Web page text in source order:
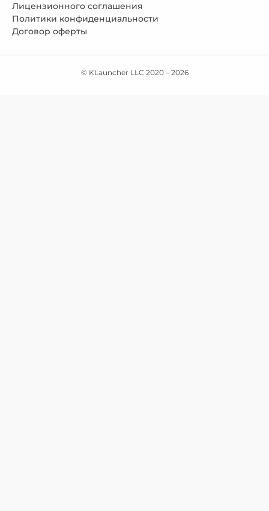
Лицензионного соглашения
Политики конфиденциальности
Договор оферты
© KLauncher LLC 2020 – 2026